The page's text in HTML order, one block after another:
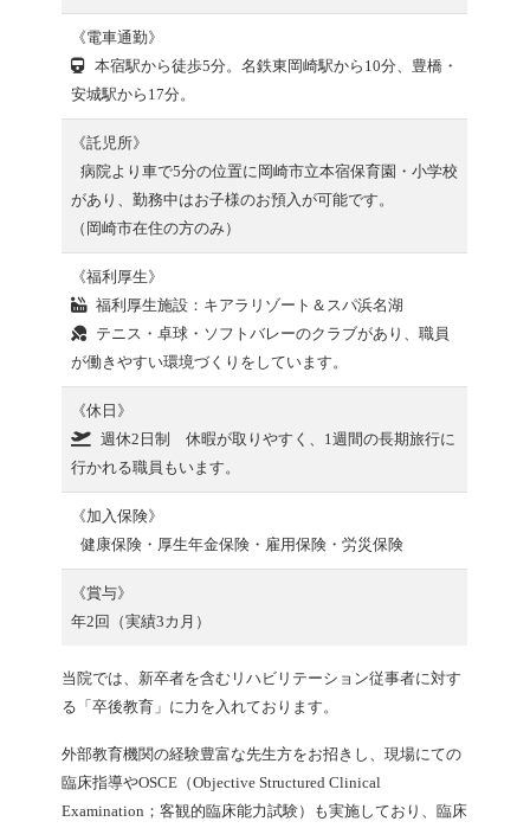
《電車通勤》
本宿駅から徒歩5分。名鉄東岡崎駅から10分、豊橋・
安城駅から17分。
《託児所》
病院より車で5分の位置に岡崎市立本宿保育園・小学校
があり、勤務中はお子様のお預入が可能です。
（岡崎市在住の方のみ）
《福利厚生》
福利厚生施設：キアラリゾート＆スパ浜名湖
テニス・卓球・ソフトバレーのクラブがあり、職員
が働きやすい環境づくりをしています。
《休日》
週休2日制 休暇が取りやすく、1週間の長期旅行に
行かれる職員もいます。
《加入保険》
健康保険・厚生年金保険・雇用保険・労災保険
《賞与》
年2回（実績3カ月）
当院では、新卒者を含むリハビリテーション従事者に対す
る「卒後教育」に力を入れております。
外部教育機関の経験豊富な先生方をお招きし、現場にての
臨床指導やOSCE（Objective Structured Clinical
Examination；客観的臨床能力試験）も実施しており、臨床